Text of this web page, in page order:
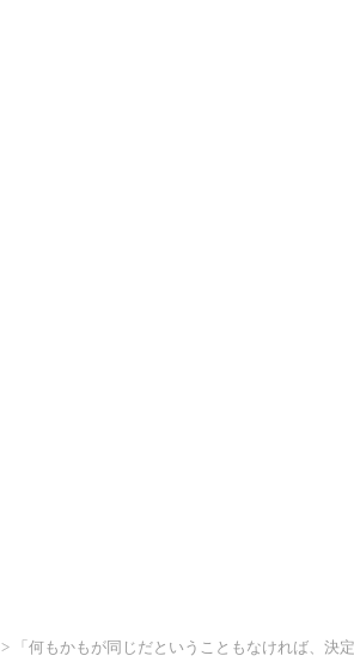
> 「何もかもが同じだということもなければ、決